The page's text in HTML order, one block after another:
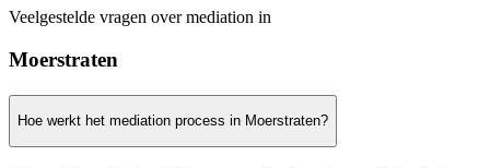
Veelgestelde vragen over mediation in
Moerstraten
Hoe werkt het mediation process in Moerstraten?